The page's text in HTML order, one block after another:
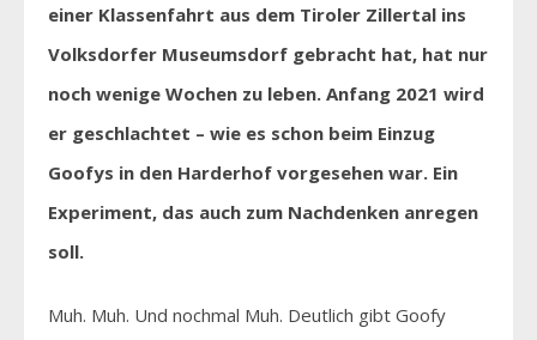
einer Klassenfahrt aus dem Tiroler Zillertal ins
Volksdorfer Museumsdorf gebracht hat, hat nur
noch wenige Wochen zu leben. Anfang 2021 wird
er geschlachtet – wie es schon beim Einzug
Goofys in den Harderhof vorgesehen war. Ein
Experiment, das auch zum Nachdenken anregen
soll.
Muh. Muh. Und nochmal Muh. Deutlich gibt Goofy